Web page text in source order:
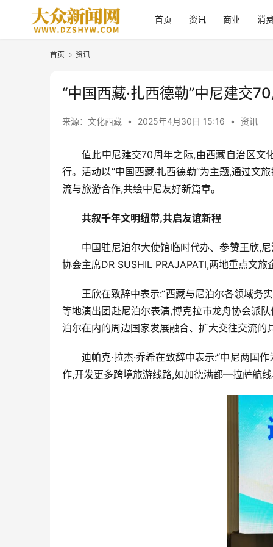
首页 资讯 商业 消
首页 资讯
“中国西藏·扎西德勒”中尼建交
来源：文化西藏 • 2025年4月30日 15:16 • 资讯
值此中尼建交70周年之际,由西藏自治区文
行。活动以“中国西藏·扎西德勒”为主题,通过文
流与旅游合作,共绘中尼友好新篇章。
共叙千年文明纽带,共启友谊新程
中国驻尼泊尔大使馆临时代办、参赞王欣,
协会主席DR SUSHIL PRAJAPATI,两地重点文
王欣在致辞中表示:“西藏与尼泊尔各领域务
等地演出团赴尼泊尔表演,博克拉市龙舟协会派
泊尔在内的周边国家发展融合、扩大交往交流的
迪帕克·拉杰·乔希在致辞中表示:“中尼两国
作,开发更多跨境旅游线路,如加德满都—拉萨航